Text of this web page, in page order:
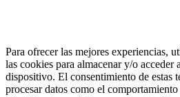
Para ofrecer las mejores experiencias,
las cookies para almacenar y/o acceder
dispositivo. El consentimiento de estas
procesar datos como el